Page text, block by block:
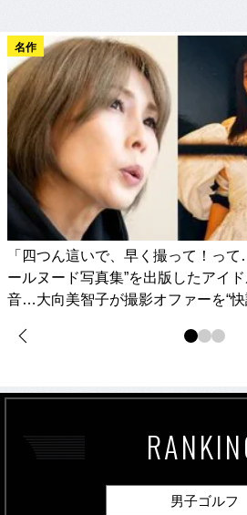
名作
「四つん這いで、早く撮って！っ
ールヌード写真集”を出版したアイ
音…大向美智子が撮影オファーを“快
男子ゴルフ